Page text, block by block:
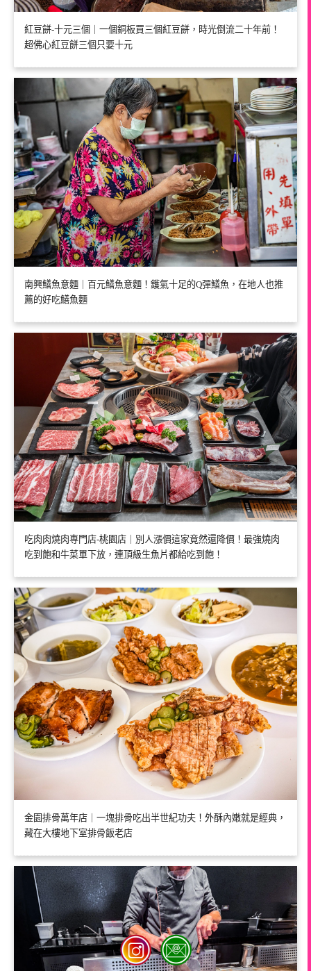
紅豆餅-十元三個｜一個銅板買三個紅豆餅，時光倒流二十年前！
超佛心紅豆餅三個只要十元
南興鱔魚意麵｜百元鱔魚意麵！鑊氣十足的Q彈鱔魚，在地人也推
薦的好吃鱔魚麵
吃肉肉燒肉専門店-桃園店｜別人漲價這家竟然還降價！最強燒肉
吃到飽和牛菜單下放，連頂級生魚片都給吃到飽！
金園排骨萬年店｜一塊排骨吃出半世紀功夫！外酥內嫩就是經典，
藏在大樓地下室排骨飯老店